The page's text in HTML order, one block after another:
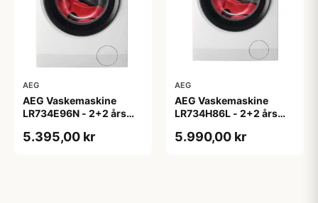
AEG
AEG Vaskemaskine
LR734E96N - 2+2 års
5.395,00 kr
AEG
AEG Vaskemaskine
LR734H86L - 2+2 års
5.990,00 kr